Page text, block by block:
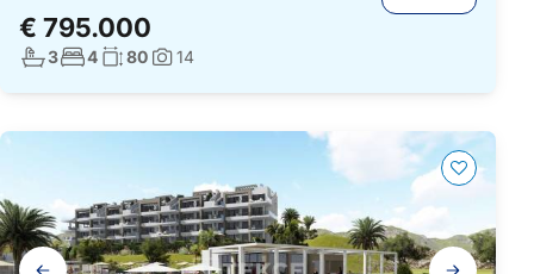
€ 795.000
Aantal badkamers:
3Aantal slaapkamers:
4Woonoppervlakte:
80Foto's:
14
Galerij